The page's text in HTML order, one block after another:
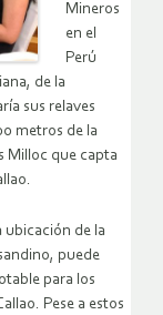
Mineros
en el
Perú
de la
sus relaves
metros de la
Milloc que capta
ubicación de la
puede
para los
Pese a estos